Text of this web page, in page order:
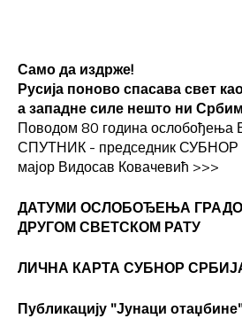
Само да издрже!
Русија поново спасава свет
а западне силе нешто ни
Поводом 80 година ослобођења
СПУТНИК - председник СУБНОР
мајор Видосав Ковачевић >>>
ДАТУМИ ОСЛОБОЂЕЊА
ДРУГОМ СВЕТСКОМ РАТУ
ЛИЧНА КАРТА СУБНОР
Публикацију "Јунаци